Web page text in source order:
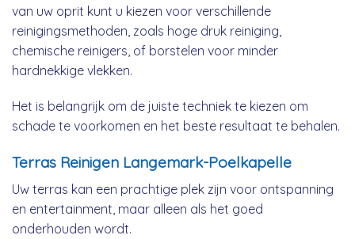
van uw oprit kunt u kiezen voor verschillende
reinigingsmethoden, zoals hoge druk reiniging,
chemische reinigers, of borstelen voor minder
hardnekkige vlekken.
Het is belangrijk om de juiste techniek te kiezen om
schade te voorkomen en het beste resultaat te behalen.
Terras Reinigen Langemark-Poelkapelle
Uw terras kan een prachtige plek zijn voor ontspanning
en entertainment, maar alleen als het goed
onderhouden wordt.